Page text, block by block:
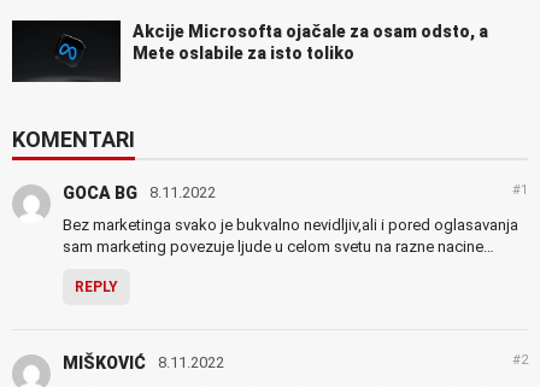
Akcije Microsofta ojačale za osam odsto, a
Mete oslabile za isto toliko
KOMENTARI
GOCA BG 8.11.2022 #1
Bez marketinga svako je bukvalno nevidljiv,ali i pored oglasavanja
sam marketing povezuje ljude u celom svetu na razne nacine…
REPLY
MIŠKOVIĆ 8.11.2022 #2